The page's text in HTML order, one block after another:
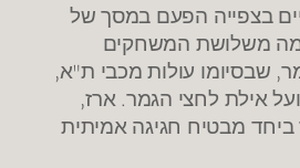
בצפייה הפעם במסך של
משלושת המשחקים
שבסיומו עולות מכבי ת"א,
אילת לחצי הגמר. ארז,
ביחד מבטיח חגיגה אמיתית